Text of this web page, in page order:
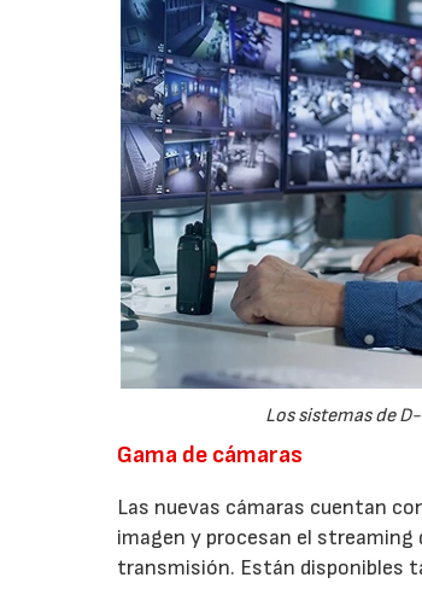
Los sistemas de
Gama de cámaras
Las nuevas cámaras cuentan
imagen y procesan el streaming
transmisión. Están disponibles